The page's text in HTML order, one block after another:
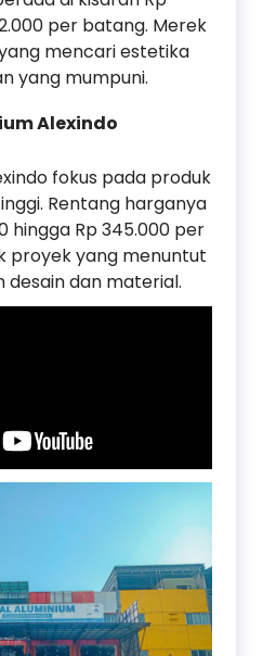
per batang. Merek
mencari estetika
yang mumpuni.
Alexindo
fokus pada produk
Rentang harganya
hingga Rp 345.000 per
proyek yang menuntut
dan material.